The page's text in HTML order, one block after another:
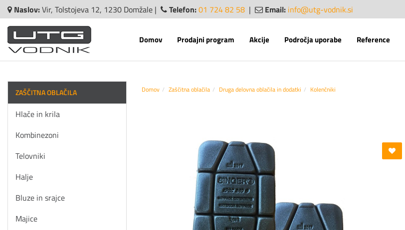
Naslov:Vir, Tolstojeva 12, 1230 Domžale | Telefon:01 724 82 58 | Email: info@utg-vodnik.si
Domov Prodajni program Akcije Področja uporabe Reference
ZAŠČITNA OBLAČILA
Hlače in krila
Kombinezoni
Telovniki
Halje
Bluze in srajce
Majice
Domov Zaščitna oblačila Druga delovna oblačila in dodatki Kolenčniki